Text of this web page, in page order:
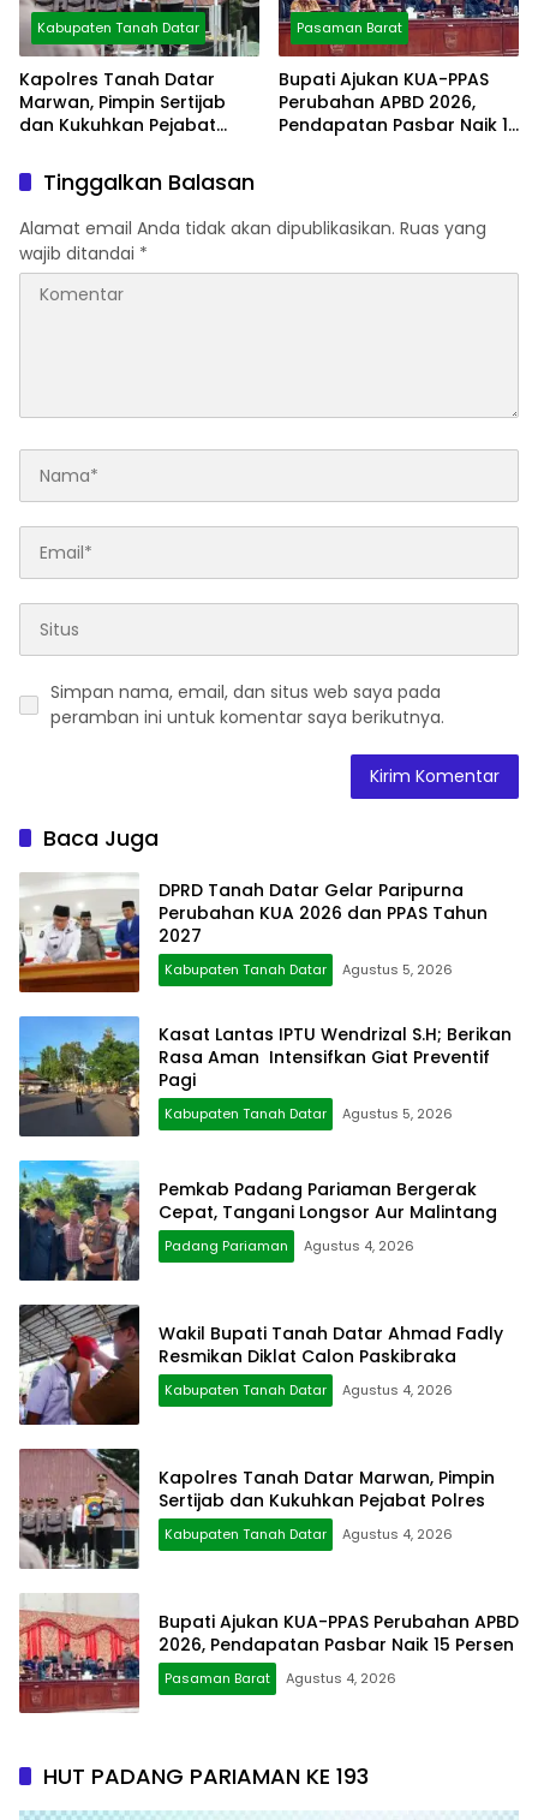
Kabupaten Tanah Datar
Kapolres Tanah Datar
Marwan, Pimpin Sertijab
dan Kukuhkan Pejabat
Pasaman Barat
Bupati Ajukan KUA-PPAS
Perubahan APBD 2026,
Pendapatan Pasbar Naik 15
Tinggalkan Balasan
Alamat email Anda tidak akan dipublikasikan. Ruas yang
wajib ditandai *
Simpan nama, email, dan situs web saya pada
peramban ini untuk komentar saya berikutnya.
Baca Juga
DPRD Tanah Datar Gelar Paripurna
Perubahan KUA 2026 dan PPAS Tahun
2027
Kabupaten Tanah Datar Agustus 5, 2026
Kasat Lantas IPTU Wendrizal S.H; Berikan
Rasa Aman Intensifkan Giat Preventif
Pagi
Kabupaten Tanah Datar Agustus 5, 2026
Pemkab Padang Pariaman Bergerak
Cepat, Tangani Longsor Aur Malintang
Padang Pariaman Agustus 4, 2026
Wakil Bupati Tanah Datar Ahmad Fadly
Resmikan Diklat Calon Paskibraka
Kabupaten Tanah Datar Agustus 4, 2026
Kapolres Tanah Datar Marwan, Pimpin
Sertijab dan Kukuhkan Pejabat Polres
Kabupaten Tanah Datar Agustus 4, 2026
Bupati Ajukan KUA-PPAS Perubahan APBD
2026, Pendapatan Pasbar Naik 15 Persen
Pasaman Barat Agustus 4, 2026
HUT PADANG PARIAMAN KE 193